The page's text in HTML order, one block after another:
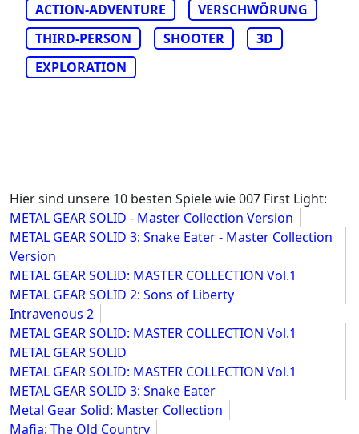
ACTION-ADVENTURE
VERSCHWÖRUNG
THIRD-PERSON
SHOOTER
3D
EXPLORATION
Hier sind unsere 10 besten Spiele wie 007 First Light:
METAL GEAR SOLID - Master Collection Version
METAL GEAR SOLID 3: Snake Eater - Master Collection
Version
METAL GEAR SOLID: MASTER COLLECTION Vol.1
METAL GEAR SOLID 2: Sons of Liberty
Intravenous 2
METAL GEAR SOLID: MASTER COLLECTION Vol.1
METAL GEAR SOLID
METAL GEAR SOLID: MASTER COLLECTION Vol.1
METAL GEAR SOLID 3: Snake Eater
Metal Gear Solid: Master Collection
Mafia: The Old Country